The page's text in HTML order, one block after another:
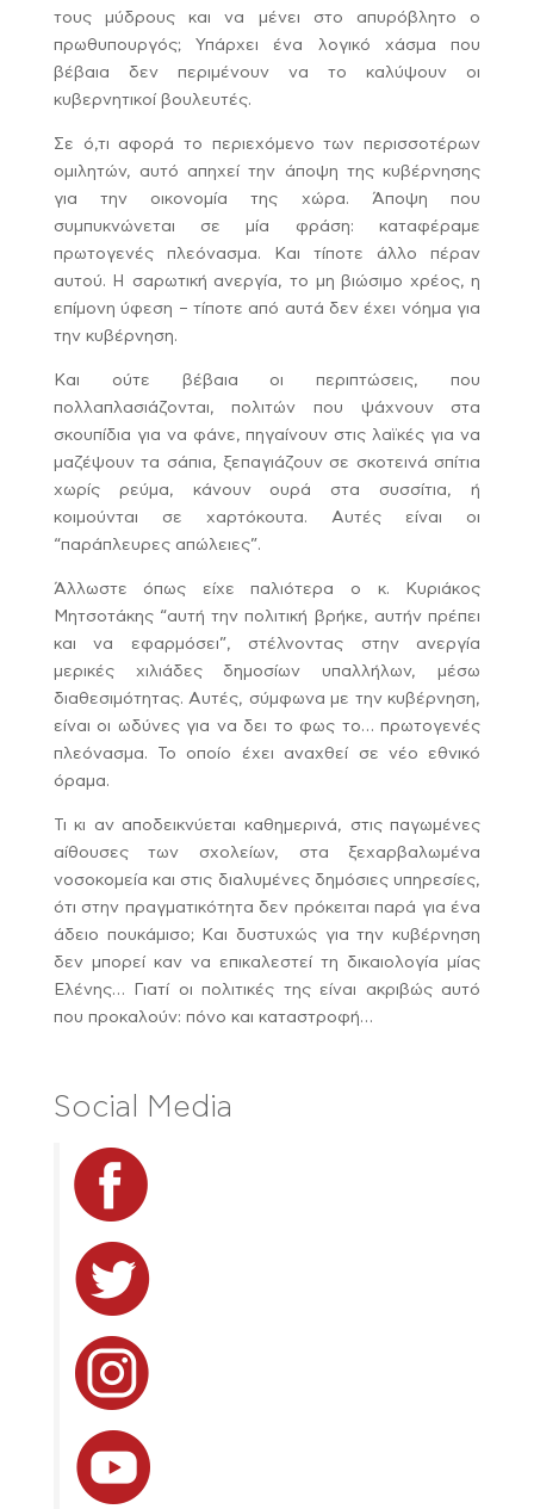
τους μύδρους και να μένει στο απυρόβλητο ο
πρωθυπουργός; Υπάρχει ένα λογικό χάσμα που
βέβαια δεν περιμένουν να το καλύψουν οι
κυβερνητικοί βουλευτές.
Σε ό,τι αφορά το περιεχόμενο των περισσοτέρων
ομιλητών, αυτό απηχεί την άποψη της κυβέρνησης
για την οικονομία της χώρα. Άποψη που
συμπυκνώνεται σε μία φράση: καταφέραμε
πρωτογενές πλεόνασμα. Και τίποτε άλλο πέραν
αυτού. Η σαρωτική ανεργία, το μη βιώσιμο χρέος, η
επίμονη ύφεση – τίποτε από αυτά δεν έχει νόημα για
την κυβέρνηση.
Και ούτε βέβαια οι περιπτώσεις, που
πολλαπλασιάζονται, πολιτών που ψάχνουν στα
σκουπίδια για να φάνε, πηγαίνουν στις λαϊκές για να
μαζέψουν τα σάπια, ξεπαγιάζουν σε σκοτεινά σπίτια
χωρίς ρεύμα, κάνουν ουρά στα συσσίτια, ή
κοιμούνται σε χαρτόκουτα. Αυτές είναι οι
“παράπλευρες απώλειες”.
Άλλωστε όπως είχε παλιότερα ο κ. Κυριάκος
Μητσοτάκης “αυτή την πολιτική βρήκε, αυτήν πρέπει
και να εφαρμόσει”, στέλνοντας στην ανεργία
μερικές χιλιάδες δημοσίων υπαλλήλων, μέσω
διαθεσιμότητας. Αυτές, σύμφωνα με την κυβέρνηση,
είναι οι ωδύνες για να δει το φως το… πρωτογενές
πλεόνασμα. Το οποίο έχει αναχθεί σε νέο εθνικό
όραμα.
Τι κι αν αποδεικνύεται καθημερινά, στις παγωμένες
αίθουσες των σχολείων, στα ξεχαρβαλωμένα
νοσοκομεία και στις διαλυμένες δημόσιες υπηρεσίες,
ότι στην πραγματικότητα δεν πρόκειται παρά για ένα
άδειο πουκάμισο; Και δυστυχώς για την κυβέρνηση
δεν μπορεί καν να επικαλεστεί τη δικαιολογία μίας
Ελένης… Γιατί οι πολιτικές της είναι ακριβώς αυτό
που προκαλούν: πόνο και καταστροφή…
Social Media